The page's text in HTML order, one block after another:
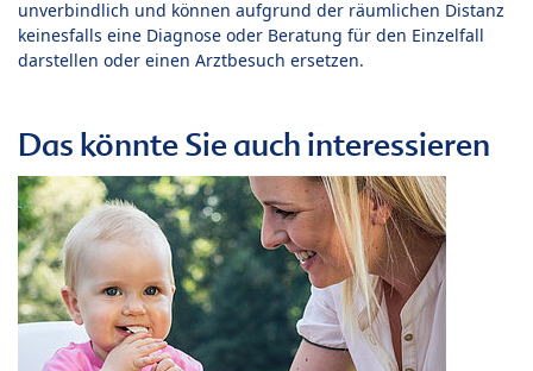
unverbindlich und können aufgrund der räumlichen Distanz
keinesfalls eine Diagnose oder Beratung für den Einzelfall
darstellen oder einen Arztbesuch ersetzen.
Das könnte Sie auch interessieren